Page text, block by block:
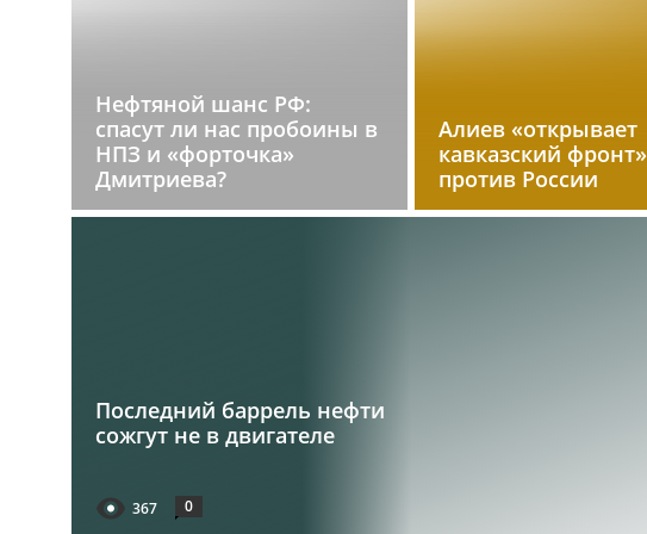
Нефтяной шанс РФ:
спасут ли нас пробоины в
НПЗ и «форточка»
Дмитриева?
Алиев «открывает
кавказский фронт»
против России
Последний баррель нефти
сожгут не в двигателе
367 0